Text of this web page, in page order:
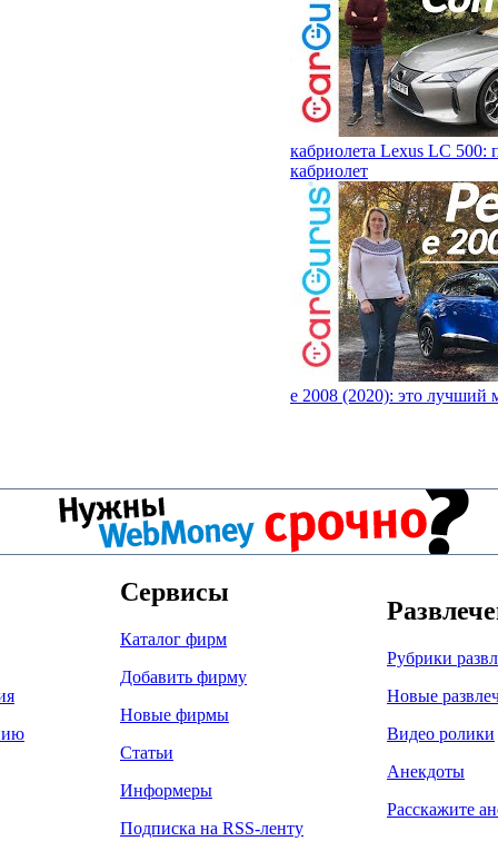
кабриолета Lexus LC 500:
кабриолет
e 2008 (2020): это лучший
Сервисы
Каталог фирм
Добавить фирму
Новые фирмы
Статьи
Информеры
Подписка на RSS-ленту
Рубрики
Новые
Видео ролики
Анекдоты
Расскажите